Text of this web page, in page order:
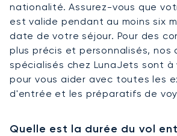
nationalité. Assurez-vous que
est valide pendant au moins six
date de votre séjour. Pour des
plus précis et personnalisés, nos
spécialisés chez LunaJets sont
pour vous aider avec toutes les
d'entrée et les préparatifs de
Quelle est la durée du vol